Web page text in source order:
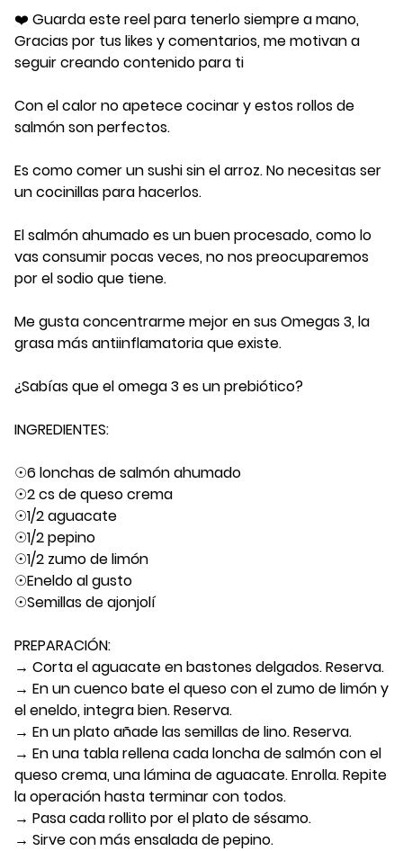
❤️️ Guarda este reel para tenerlo siempre a mano,
Gracias por tus likes y comentarios, me motivan a
seguir creando contenido para ti
Con el calor no apetece cocinar y estos rollos de
salmón son perfectos.
Es como comer un sushi sin el arroz. No necesitas ser
un cocinillas para hacerlos.
El salmón ahumado es un buen procesado, como lo
vas consumir pocas veces, no nos preocuparemos
por el sodio que tiene.
Me gusta concentrarme mejor en sus Omegas 3, la
grasa más antiinflamatoria que existe.
¿Sabías que el omega 3 es un prebiótico?
INGREDIENTES:
☉6 lonchas de salmón ahumado
☉2 cs de queso crema
☉1/2 aguacate
☉1/2 pepino
☉1/2 zumo de limón
☉Eneldo al gusto
☉Semillas de ajonjolí
PREPARACIÓN:
→ Corta el aguacate en bastones delgados. Reserva.
→ En un cuenco bate el queso con el zumo de limón y
el eneldo, integra bien. Reserva.
→ En un plato añade las semillas de lino. Reserva.
→ En una tabla rellena cada loncha de salmón con el
queso crema, una lámina de aguacate. Enrolla. Repite
la operación hasta terminar con todos.
→ Pasa cada rollito por el plato de sésamo.
→ Sirve con más ensalada de pepino.